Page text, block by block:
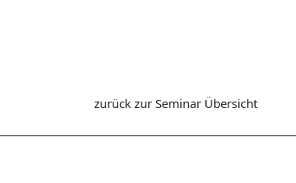
zurück zur Seminar Übersicht